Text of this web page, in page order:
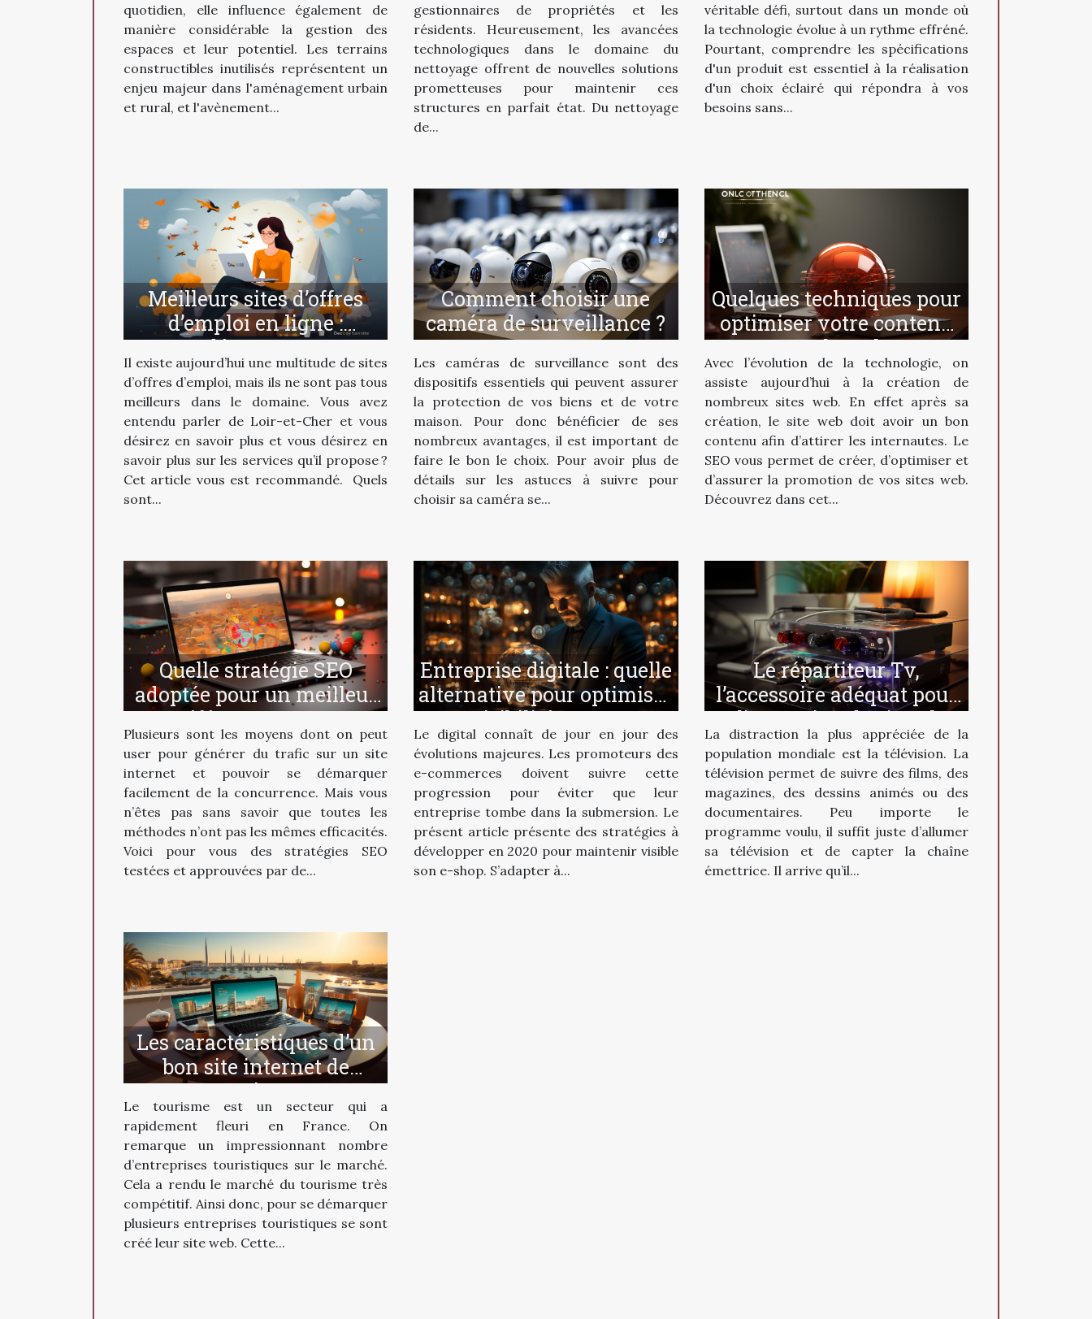
quotidien, elle influence également de
manière considérable la gestion des
espaces et leur potentiel. Les terrains
constructibles inutilisés représentent un
enjeu majeur dans l'aménagement urbain
et rural, et l'avènement...
gestionnaires de propriétés et les
résidents. Heureusement, les avancées
technologiques dans le domaine du
nettoyage offrent de nouvelles solutions
prometteuses pour maintenir ces
structures en parfait état. Du nettoyage
de...
véritable défi, surtout dans un monde où
la technologie évolue à un rythme effréné.
Pourtant, comprendre les spécifications
d'un produit est essentiel à la réalisation
d'un choix éclairé qui répondra à vos
besoins sans...
Meilleurs sites d’offres
d’emploi en ligne :
découvrez
LOIRetCHER.com
Il existe aujourd’hui une multitude de sites
d’offres d’emploi, mais ils ne sont pas tous
meilleurs dans le domaine. Vous avez
entendu parler de Loir-et-Cher et vous
désirez en savoir plus et vous désirez en
savoir plus sur les services qu’il propose ?
Cet article vous est recommandé. Quels
sont...
Comment choisir une
caméra de surveillance ?
Les caméras de surveillance sont des
dispositifs essentiels qui peuvent assurer
la protection de vos biens et de votre
maison. Pour donc bénéficier de ses
nombreux avantages, il est important de
faire le bon le choix. Pour avoir plus de
détails sur les astuces à suivre pour
choisir sa caméra se...
Quelques techniques pour
optimiser votre contenu
sur le web
Avec l’évolution de la technologie, on
assiste aujourd’hui à la création de
nombreux sites web. En effet après sa
création, le site web doit avoir un bon
contenu afin d’attirer les internautes. Le
SEO vous permet de créer, d’optimiser et
d’assurer la promotion de vos sites web.
Découvrez dans cet...
Quelle stratégie SEO
adoptée pour un meilleur
référencement ?
Plusieurs sont les moyens dont on peut
user pour générer du trafic sur un site
internet et pouvoir se démarquer
facilement de la concurrence. Mais vous
n’êtes pas sans savoir que toutes les
méthodes n’ont pas les mêmes efficacités.
Voici pour vous des stratégies SEO
testées et approuvées par de...
Entreprise digitale : quelle
alternative pour optimiser
sa visibilité en 2020 ?
Le digital connaît de jour en jour des
évolutions majeures. Les promoteurs des
e-commerces doivent suivre cette
progression pour éviter que leur
entreprise tombe dans la submersion. Le
présent article présente des stratégies à
développer en 2020 pour maintenir visible
son e-shop. S’adapter à...
Le répartiteur Tv,
l’accessoire adéquat pour
l’extension de signal
La distraction la plus appréciée de la
population mondiale est la télévision. La
télévision permet de suivre des films, des
magazines, des dessins animés ou des
documentaires. Peu importe le
programme voulu, il suffit juste d’allumer
sa télévision et de capter la chaîne
émettrice. Il arrive qu’il...
Les caractéristiques d’un
bon site internet de
tourisme
Le tourisme est un secteur qui a
rapidement fleuri en France. On
remarque un impressionnant nombre
d’entreprises touristiques sur le marché.
Cela a rendu le marché du tourisme très
compétitif. Ainsi donc, pour se démarquer
plusieurs entreprises touristiques se sont
créé leur site web. Cette...